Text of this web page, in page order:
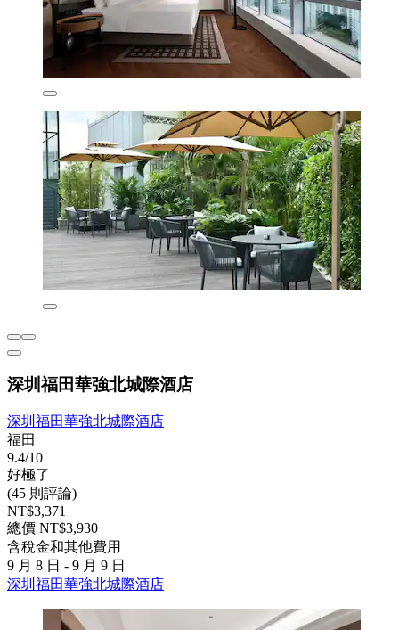
深圳福田華強北城際酒店
深圳福田華強北城際酒店
福田
9.4/10
好極了
(45 則評論)
NT$3,371
總價 NT$3,930
含稅金和其他費用
9 月 8 日 - 9 月 9 日
深圳福田華強北城際酒店